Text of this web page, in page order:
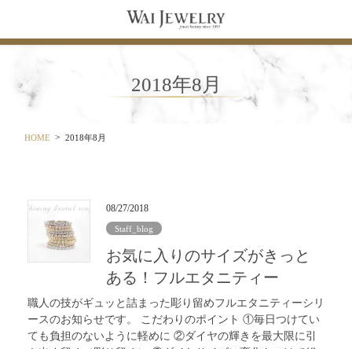
テ
ゲ
2018年8月
HOME 2018年8月
08/27/2018
Staff_blog
お気に入りのサイズがきっと
ある！フルエタニティー
職人の技がギュッと詰まった彫り留めフルエタニティーシリ
ースのお知らせです。 こだわりのポイント ①毎日つけてい
ても負担のないように軽めに ②ダイヤの輝きを最大限に引